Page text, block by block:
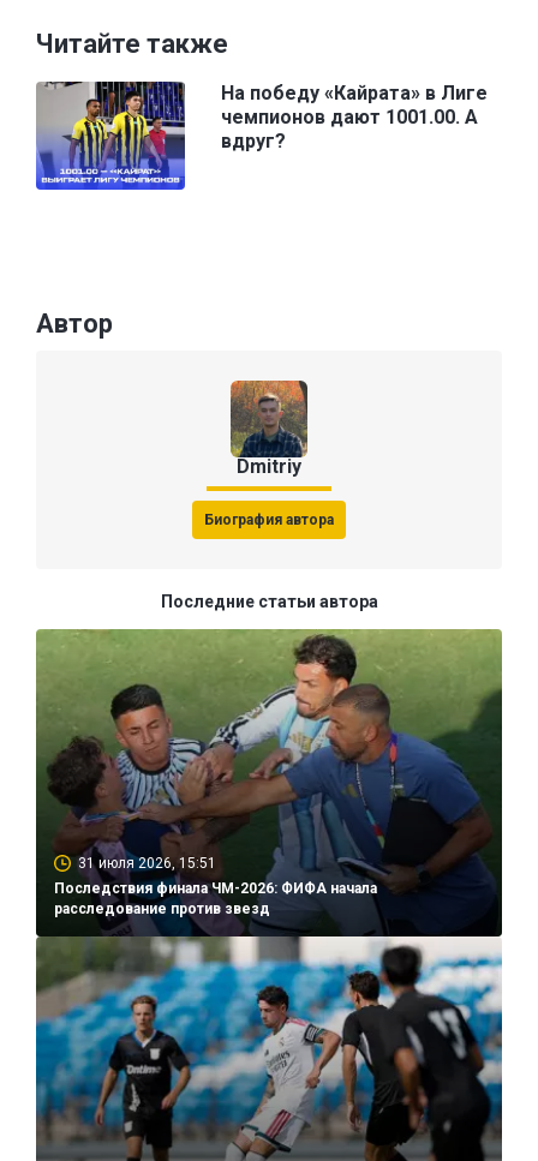
Читайте также
На победу «Кайрата» в Лиге
чемпионов дают 1001.00. А
вдруг?
Автор
Dmitriy
Биография автора
Последние статьи автора
31 июля 2026, 15:51
Последствия финала ЧМ-2026: ФИФА начала
расследование против звезд